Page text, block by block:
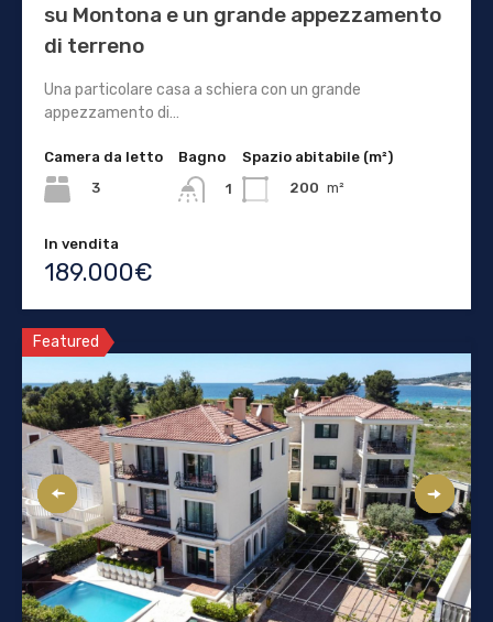
su Montona e un grande appezzamento
di terreno
Una particolare casa a schiera con un grande
appezzamento di…
Camera da letto
3
Bagno
1
Spazio abitabile (m²)
200 m²
In vendita
189.000€
Featured